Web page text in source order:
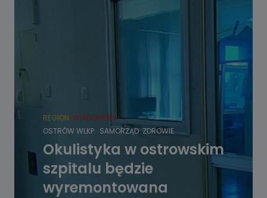
REGION WIADOMOŚCI
OSTRÓW WLKP. SAMORZĄD ZDROWIE
Okulistyka w ostrowskim
szpitalu będzie
wyremontowana